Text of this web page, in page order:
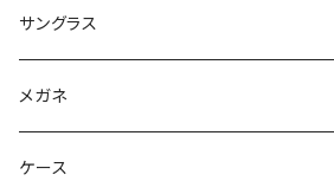
サングラス
Ray-Ban レイバン
gucci グッチ
メガネ
Ray-Ban レイバン
ケース